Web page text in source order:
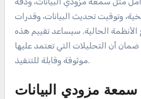
وتوقيت تحديث البيانات، وقدرات
الأنظمة الحالية. سيساعد تقييم هذه
أن التحليلات التي تعتمد عليها
موثوقة وقابلة للتنفيذ.
سمعة مزودي البيانات